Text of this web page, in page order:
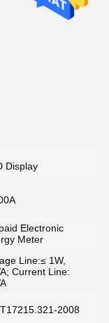
Display
Electronic
Meter
Line:≤ 1W,
Current Line:
2008